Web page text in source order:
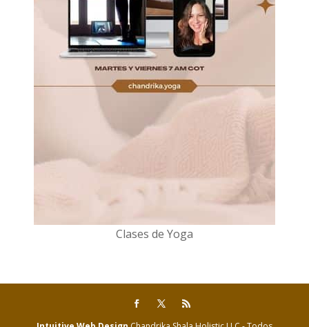
Clases de Yoga